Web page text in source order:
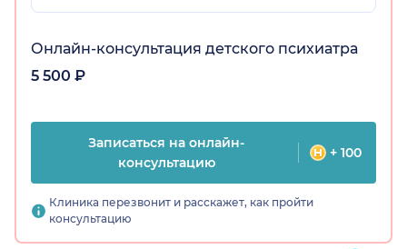
Онлайн-консультация детского психиатра
5 500 ₽
Записаться на онлайн-
консультацию
+ 100
Клиника перезвонит и расскажет, как пройти
консультацию